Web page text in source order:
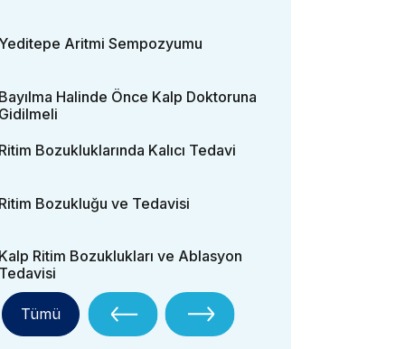
Yeditepe Aritmi Sempozyumu
Bayılma Halinde Önce Kalp Doktoruna
Gidilmeli
Ritim Bozukluklarında Kalıcı Tedavi
Ritim Bozukluğu ve Tedavisi
Kalp Ritim Bozuklukları ve Ablasyon
Tedavisi
Tümü